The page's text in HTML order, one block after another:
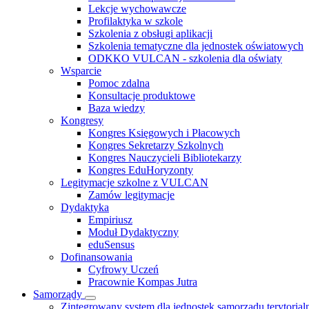
Lekcje wychowawcze
Profilaktyka w szkole
Szkolenia z obsługi aplikacji
Szkolenia tematyczne dla jednostek oświatowych
ODKKO VULCAN - szkolenia dla oświaty
Wsparcie
Pomoc zdalna
Konsultacje produktowe
Baza wiedzy
Kongresy
Kongres Księgowych i Płacowych
Kongres Sekretarzy Szkolnych
Kongres Nauczycieli Bibliotekarzy
Kongres EduHoryzonty
Legitymacje szkolne z VULCAN
Zamów legitymacje
Dydaktyka
Empiriusz
Moduł Dydaktyczny
eduSensus
Dofinansowania
Cyfrowy Uczeń
Pracownie Kompas Jutra
Samorządy
Zintegrowany system dla jednostek samorządu